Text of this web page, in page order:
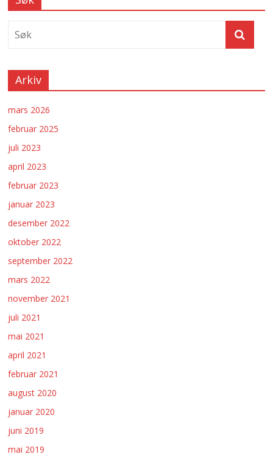
Arkiv
mars 2026
februar 2025
juli 2023
april 2023
februar 2023
januar 2023
desember 2022
oktober 2022
september 2022
mars 2022
november 2021
juli 2021
mai 2021
april 2021
februar 2021
august 2020
januar 2020
juni 2019
mai 2019